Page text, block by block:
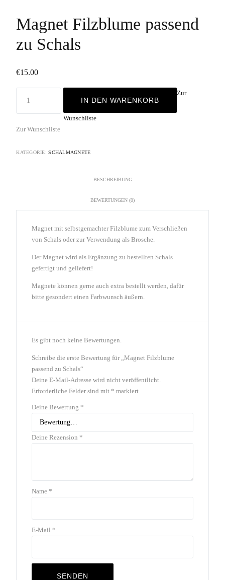
Magnet Filzblume passend
zu Schals
€15.00
IN DEN WARENKORB
Zur
Wunschliste
Zur Wunschliste
KATEGORIE:SCHALMAGNETE
BESCHREIBUNG
BEWERTUNGEN (0)
Magnet mit selbstgemachter Filzblume zum Verschließen
von Schals oder zur Verwendung als Brosche.
Der Magnet wird als Ergänzung zu bestellten Schals
gefertigt und geliefert!
Magnete können gerne auch extra bestellt werden, dafür
bitte gesondert einen Farbwunsch äußern.
Es gibt noch keine Bewertungen.
Schreibe die erste Bewertung für „Magnet Filzblume
passend zu Schals“
Deine E-Mail-Adresse wird nicht veröffentlicht.
Erforderliche Felder sind mit * markiert
Deine Bewertung *
Deine Rezension *
Name *
E-Mail *